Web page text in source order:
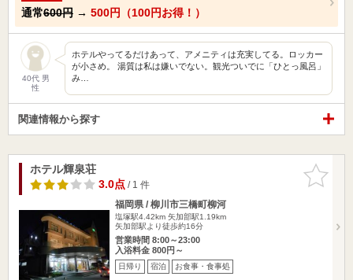
通常600円 → 500円（100円お得！）
40代 男
性
ホテルやってるだけあって、アメニティは充実してる。ロッカー
が小さめ。 湯質は私は嫌いでない。観光ついでに「ひとっ風呂」
み…
関連情報から探す
お気に入
りに追加
ホテル輝泉荘
3.0点/ 1 件
福岡県 / 柳川市三橋町柳河
塩塚駅4.42km 矢加部駅1.19km
矢加部駅より徒歩約16分
営業時間 8:00～23:00
入浴料金 800円～
日帰り 宿泊 お食事・食事処